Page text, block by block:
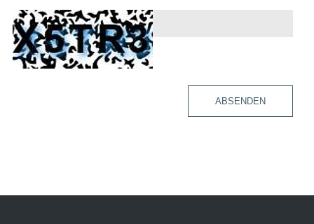
ABSENDEN